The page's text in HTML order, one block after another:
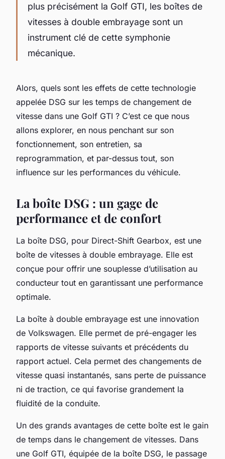
plus précisément la Golf GTI, les boîtes de
vitesses à double embrayage sont un
instrument clé de cette symphonie
mécanique.
Alors, quels sont les effets de cette technologie
appelée DSG sur les temps de changement de
vitesse dans une Golf GTI ? C’est ce que nous
allons explorer, en nous penchant sur son
fonctionnement, son entretien, sa
reprogrammation, et par-dessus tout, son
influence sur les performances du véhicule.
La boîte DSG : un gage de
performance et de confort
La boîte DSG, pour Direct-Shift Gearbox, est une
boîte de vitesses à double embrayage. Elle est
conçue pour offrir une souplesse d’utilisation au
conducteur tout en garantissant une performance
optimale.
La boîte à double embrayage est une innovation
de Volkswagen. Elle permet de pré-engager les
rapports de vitesse suivants et précédents du
rapport actuel. Cela permet des changements de
vitesse quasi instantanés, sans perte de puissance
ni de traction, ce qui favorise grandement la
fluidité de la conduite.
Un des grands avantages de cette boîte est le gain
de temps dans le changement de vitesses. Dans
une Golf GTI, équipée de la boîte DSG, le passage